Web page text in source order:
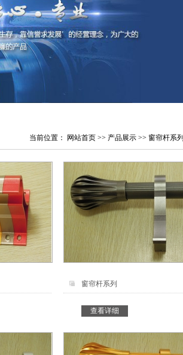
当前位置： 网站首页 >> 产品展示 >> 窗帘杆系列
窗帘杆系列
查看详细